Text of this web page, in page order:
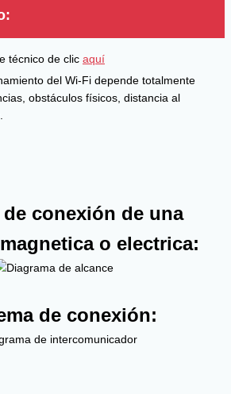
técnico de clic aquí
del Wi-Fi depende totalmente
obstáculos físicos, distancia al
conexión de una
o electrica:
de conexión: